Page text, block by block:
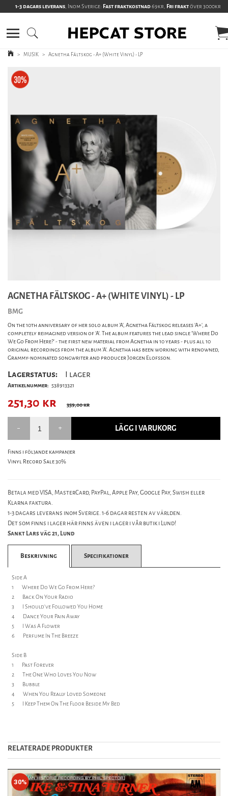
1-3 dagars leverans, Inom Sverige: Fast fraktkostnad69kr, Fri fraktöver 3000kr
> MUSIK > Agnetha Fältskog - A+ (White Vinyl) - LP
AGNETHA FÄLTSKOG - A+ (WHITE VINYL) - LP
BMG
On the 10th anniversary of her solo album 'A', Agnetha Fältskog releases 'A+', a
completely reimagined version of 'A'. The album features the lead single 'Where Do
We Go From Here?' - the first new material from Agnetha in 10 years - plus all 10
original recordings from the album 'A'. Agnetha has been working with renowned,
Grammy-nominated songwriter and producer Jorgen Elofsson.
Lagerstatus: I lager
Artikelnummer: 538913321
251,30 kr 359,00 kr
LÄGG I VARUKORG
Finns i följande kampanjer
Vinyl Record Sale 30%
Betala med VISA, MasterCard, PayPal, Apple Pay, Google Pay, Swish eller
Klarna faktura.
1-3 dagars leverans inom Sverige. 1-6 dagar resten av världen.
Det som finns i lager här finns även i lager i vår butik i Lund!
Sankt Lars väg 21, Lund
Beskrivning Specifikationer
Side A
1 Where Do We Go From Here?
2 Back On Your Radio
3 I Should've Followed You Home
4 Dance Your Pain Away
5 I Was A Flower
6 Perfume In The Breeze
Side B
1 Past Forever
2 The One Who Loves You Now
3 Bubble
4 When You Really Loved Someone
5 I Keep Them On The Floor Beside My Bed
RELATERADE PRODUKTER
30%